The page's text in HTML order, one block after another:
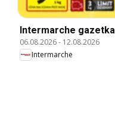
Intermarche gazetka
06.08.2026- 12.08.2026
Intermarche